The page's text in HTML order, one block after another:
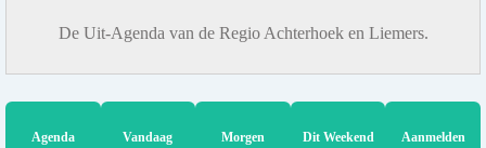
De Uit-Agenda van de Regio Achterhoek en Liemers.
Agenda Vandaag Morgen Dit Weekend Aanmelden